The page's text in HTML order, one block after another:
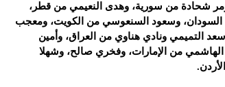
شحادة من سورية، وهدى النعيمي من قطر،
وسعود السنعوسي من الكويت، ومعجب
التميمي ونادي هناوي من العراق، وأمين
الهاشمي من الإمارات، وفخري صالح، وشهلا